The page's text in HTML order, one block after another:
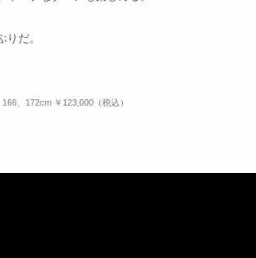
だ。
、172cm ￥123,000（税込）